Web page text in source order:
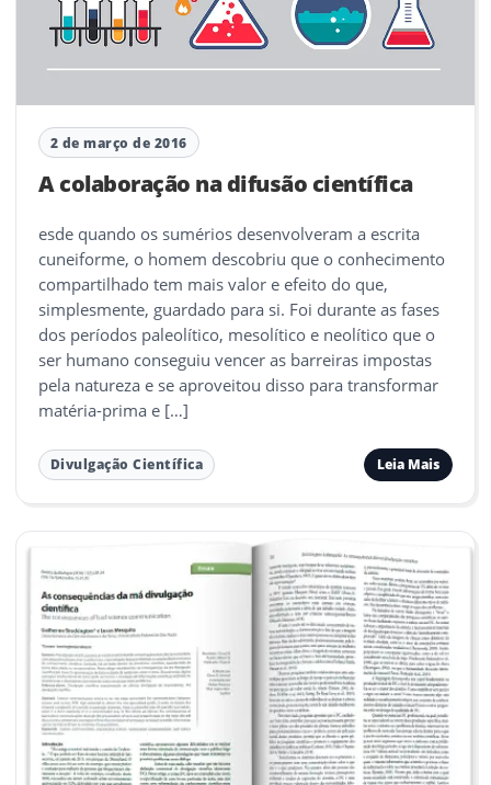
2 de março de 2016
A colaboração na difusão científica
esde quando os sumérios desenvolveram a escrita
cuneiforme, o homem descobriu que o conhecimento
compartilhado tem mais valor e efeito do que,
simplesmente, guardado para si. Foi durante as fases
dos períodos paleolítico, mesolítico e neolítico que o
ser humano conseguiu vencer as barreiras impostas
pela natureza e se aproveitou disso para transformar
matéria-prima e […]
Divulgação Científica Leia Mais